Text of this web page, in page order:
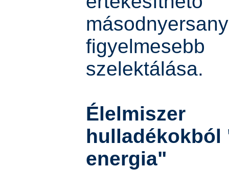
figyelmesebb
szelektálása.
Élelmiszer
hulladékokból
energia"